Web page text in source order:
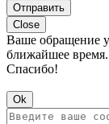
Отправить
Close
Ваше обращение
ближайшее время.
Спасибо!
Ok